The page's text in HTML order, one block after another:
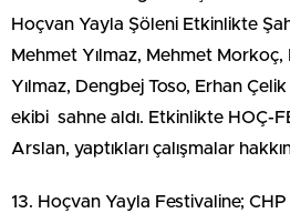
Hoçvan Yayla Şöleni Etkinlikte
Mehmet Yılmaz, Mehmet Morkoç,
Yılmaz, Dengbej Toso, Erhan
ekibi sahne aldı. Etkinlikte HOÇ-
Arslan, yaptıkları çalışmalar
13. Hoçvan Yayla Festivaline;